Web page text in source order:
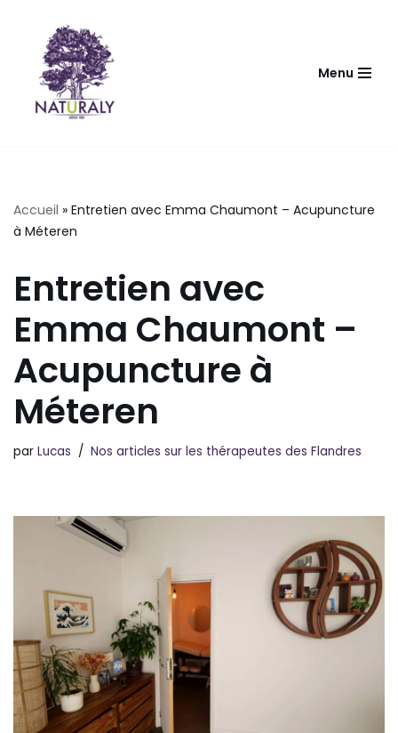
contenu
Menu
Accueil » Entretien avec Emma Chaumont – Acupuncture
à Méteren
Entretien avec
Emma Chaumont –
Acupuncture à
Méteren
par Lucas Nos articles sur les thérapeutes des Flandres